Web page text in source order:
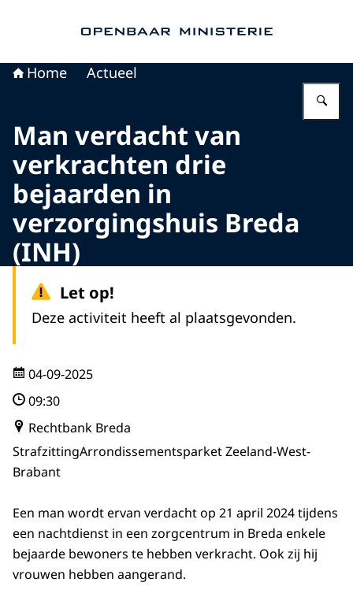
Home Actueel
Man verdacht van
verkrachten drie
bejaarden in
verzorgingshuis Breda
(INH)
Let op!
Deze activiteit heeft al plaatsgevonden.
04-09-2025
09:30
Rechtbank Breda
StrafzittingArrondissementsparket Zeeland-West-
Brabant
Een man wordt ervan verdacht op 21 april 2024 tijdens
een nachtdienst in een zorgcentrum in Breda enkele
bejaarde bewoners te hebben verkracht. Ook zij hij
vrouwen hebben aangerand.